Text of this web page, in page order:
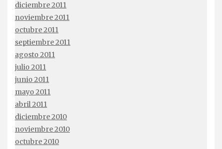
diciembre 2011
noviembre 2011
octubre 2011
septiembre 2011
agosto 2011
julio 2011
junio 2011
mayo 2011
abril 2011
diciembre 2010
noviembre 2010
octubre 2010